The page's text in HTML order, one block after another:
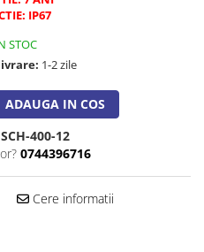
IP67
STOC
1-2 zile
ADAUGA IN COS
SCH-400-12
0744396716
Cere informatii